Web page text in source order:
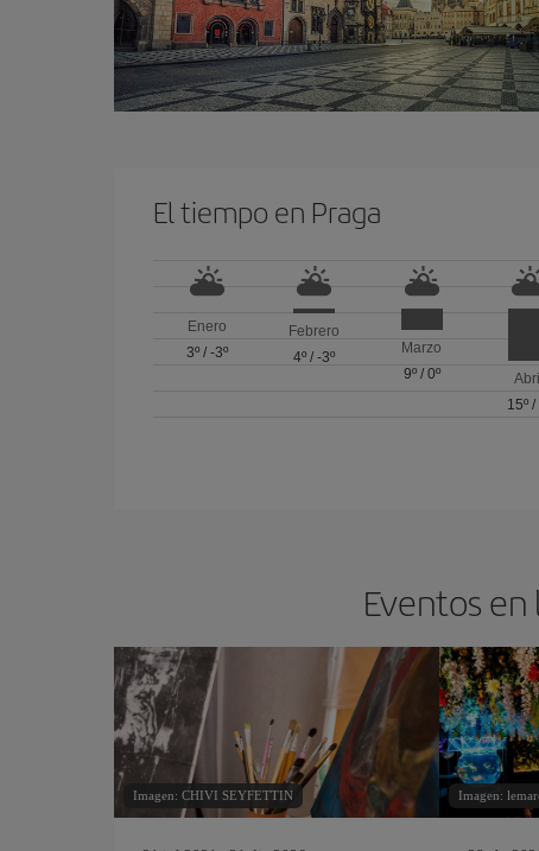
El tiempo en Praga
Enero
3º/ -3º
Febrero
4º /-3º
Marzo
9º/ 0º
Abril
15º/
Eventos
Imagen: CHIVI SEYFETTIN Imagen: